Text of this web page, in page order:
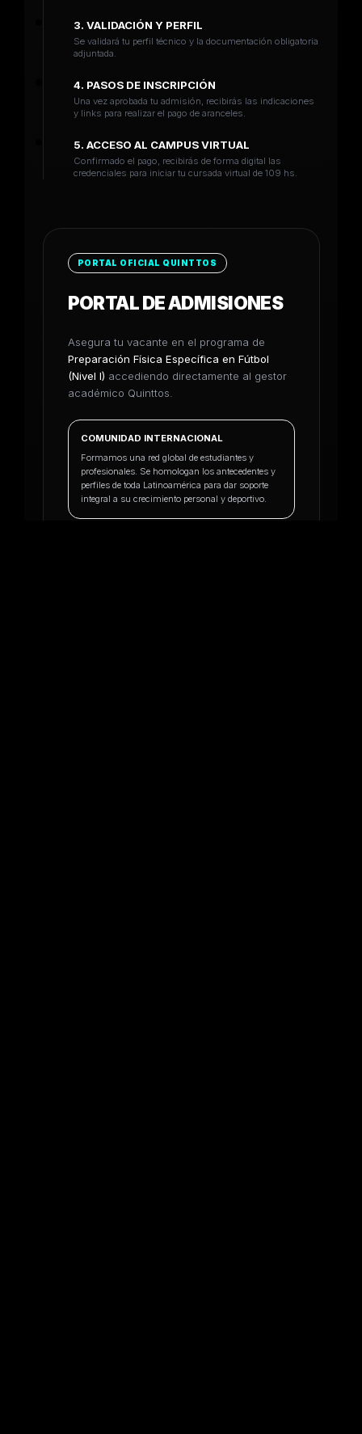
3. VALIDACIÓN Y PERFIL
Se validará tu perfil técnico y la documentación obligatoria
adjuntada.
4. PASOS DE INSCRIPCIÓN
Una vez aprobada tu admisión, recibirás las indicaciones
y links para realizar el pago de aranceles.
5. ACCESO AL CAMPUS VIRTUAL
Confirmado el pago, recibirás de forma digital las
credenciales para iniciar tu cursada virtual de 109 hs.
PORTAL OFICIAL QUINTTOS
PORTAL DE ADMISIONES
Asegura tu vacante en el programa de
Preparación Física Específica en Fútbol
(Nivel I) accediendo directamente al gestor
académico Quinttos.
COMUNIDAD INTERNACIONAL
Formamos una red global de estudiantes y
profesionales. Se homologan los antecedentes y
perfiles de toda Latinoamérica para dar soporte
integral a su crecimiento personal y deportivo.